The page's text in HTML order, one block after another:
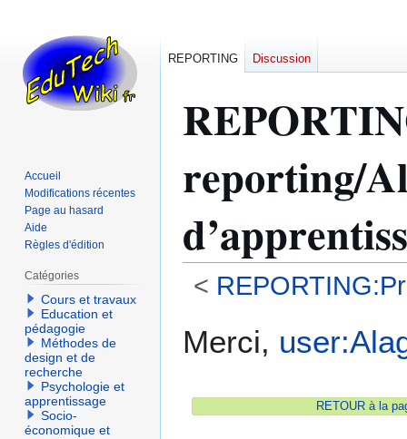
reporting/
<
Merci,
RETOUR à la
REPORTING Discussion
Accueil
Modifications récentes
Page au hasard
Aide
Règles d'édition
Catégories
Cours et travaux
Education et
pédagogie
Méthodes de
design et de
recherche
Psychologie et
apprentissage
Socio-
économique et